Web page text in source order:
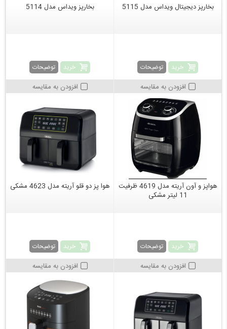
بخارپز دیجیتال ویداس مدل 5115
خرید توضیحات
افزودن به مقایسه
بخارپز ویداس مدل 5114
خرید توضیحات
افزودن به مقایسه
هواپز و آون آریته مدل 4619 ظرفیت
11 لیتر مشکی
خرید توضیحات
افزودن به مقایسه
هوا پز دو قلو آریته مدل 4623 مشکی
خرید توضیحات
افزودن به مقایسه